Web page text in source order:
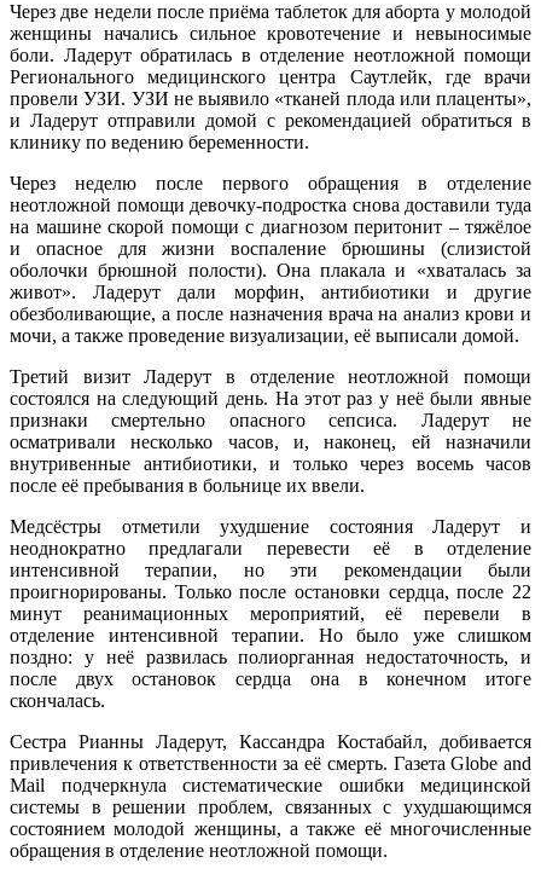
Через две недели после приёма таблеток для аборта у молодой
женщины начались сильное кровотечение и невыносимые
боли. Ладерут обратилась в отделение неотложной помощи
Регионального медицинского центра Саутлейк, где врачи
провели УЗИ. УЗИ не выявило «тканей плода или плаценты»,
и Ладерут отправили домой с рекомендацией обратиться в
клинику по ведению беременности.
Через неделю после первого обращения в отделение
неотложной помощи девочку-подростка снова доставили туда
на машине скорой помощи с диагнозом перитонит – тяжёлое
и опасное для жизни воспаление брюшины (слизистой
оболочки брюшной полости). Она плакала и «хваталась за
живот». Ладерут дали морфин, антибиотики и другие
обезболивающие, а после назначения врача на анализ крови и
мочи, а также проведение визуализации, её выписали домой.
Третий визит Ладерут в отделение неотложной помощи
состоялся на следующий день. На этот раз у неё были явные
признаки смертельно опасного сепсиса. Ладерут не
осматривали несколько часов, и, наконец, ей назначили
внутривенные антибиотики, и только через восемь часов
после её пребывания в больнице их ввели.
Медсёстры отметили ухудшение состояния Ладерут и
неоднократно предлагали перевести её в отделение
интенсивной терапии, но эти рекомендации были
проигнорированы. Только после остановки сердца, после 22
минут реанимационных мероприятий, её перевели в
отделение интенсивной терапии. Но было уже слишком
поздно: у неё развилась полиорганная недостаточность, и
после двух остановок сердца она в конечном итоге
скончалась.
Сестра Рианны Ладерут, Кассандра Костабайл, добивается
привлечения к ответственности за её смерть. Газета Globe and
Mail подчеркнула систематические ошибки медицинской
системы в решении проблем, связанных с ухудшающимся
состоянием молодой женщины, а также её многочисленные
обращения в отделение неотложной помощи.